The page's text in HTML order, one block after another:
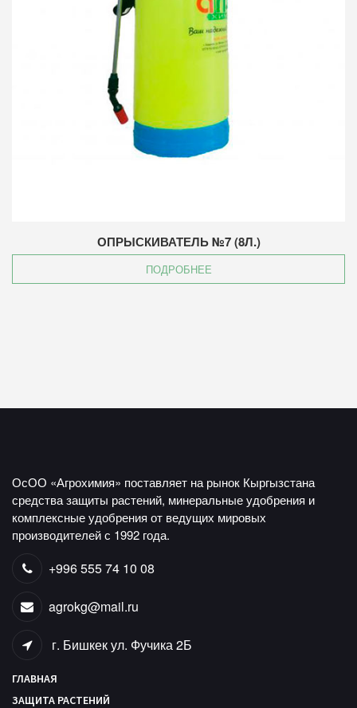
ОПРЫСКИВАТЕЛЬ №7 (8Л.)
ПОДРОБНЕЕ
ОсОО «Агрохимия» поставляет на рынок Кыргызстана
средства защиты растений, минеральные удобрения и
комплексные удобрения от ведущих мировых
производителей с 1992 года.
+996 555 74 10 08
agrokg@mail.ru
г. Бишкек ул. Фучика 2Б
ГЛАВНАЯ
ЗАЩИТА РАСТЕНИЙ